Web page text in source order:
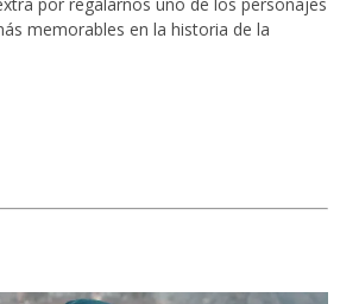
memorables en la historia de la